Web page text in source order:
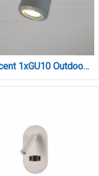
Crescent 1xGU10 Outdoor Spot Grey D:90x90x130mm (80206034)